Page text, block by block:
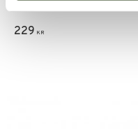
ammunition.
229 KR